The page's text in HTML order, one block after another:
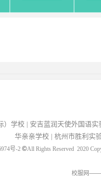
）学校
安吉蓝润天使外国语实
华亲亲学校 |杭州市胜利实
号-2©All Rights Reserved 2020
校服网——